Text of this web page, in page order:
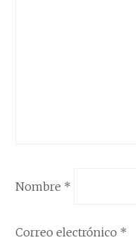
Nombre *
Correo electrónico *